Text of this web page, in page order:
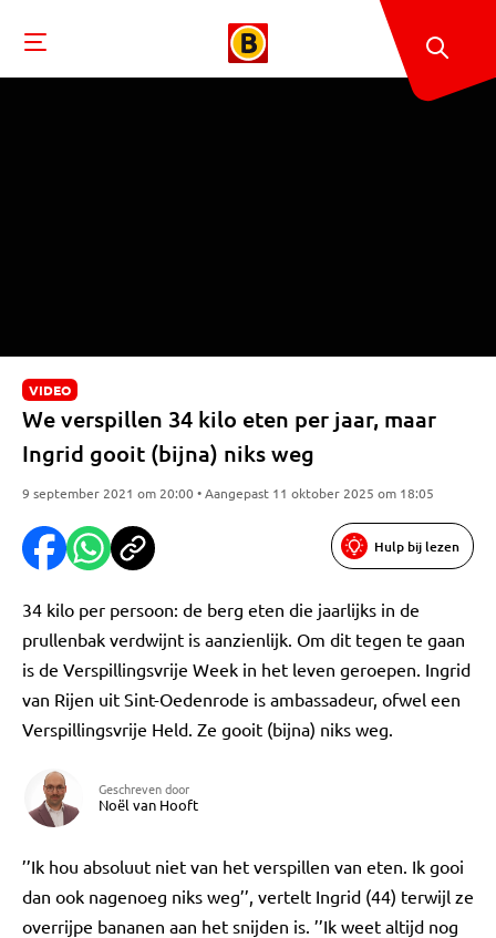
VIDEO
We verspillen 34 kilo eten per jaar, maar
Ingrid gooit (bijna) niks weg
9 september 2021 om 20:00 • Aangepast 11 oktober 2025 om 18:05
Hulp bij lezen
34 kilo per persoon: de berg eten die jaarlijks in de
prullenbak verdwijnt is aanzienlijk. Om dit tegen te gaan
is de Verspillingsvrije Week in het leven geroepen. Ingrid
van Rijen uit Sint-Oedenrode is ambassadeur, ofwel een
Verspillingsvrije Held. Ze gooit (bijna) niks weg.
Geschreven door
Noël van Hooft
’’Ik hou absoluut niet van het verspillen van eten. Ik gooi
dan ook nagenoeg niks weg’’, vertelt Ingrid (44) terwijl ze
overrijpe bananen aan het snijden is. ’’Ik weet altijd nog